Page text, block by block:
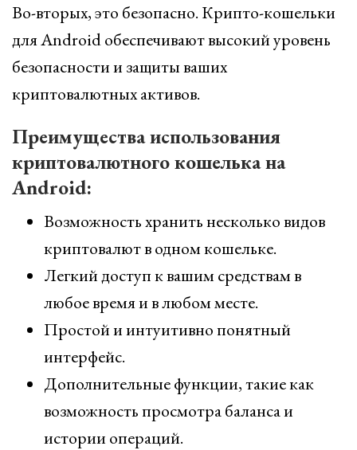
Во-вторых, это безопасно. Крипто-кошельки
для Android обеспечивают высокий уровень
безопасности и защиты ваших
криптовалютных активов.
Преимущества использования
криптовалютного кошелька на
Android:
Возможность хранить несколько видов
криптовалют в одном кошельке.
Легкий доступ к вашим средствам в
любое время и в любом месте.
Простой и интуитивно понятный
интерфейс.
Дополнительные функции, такие как
возможность просмотра баланса и
истории операций.